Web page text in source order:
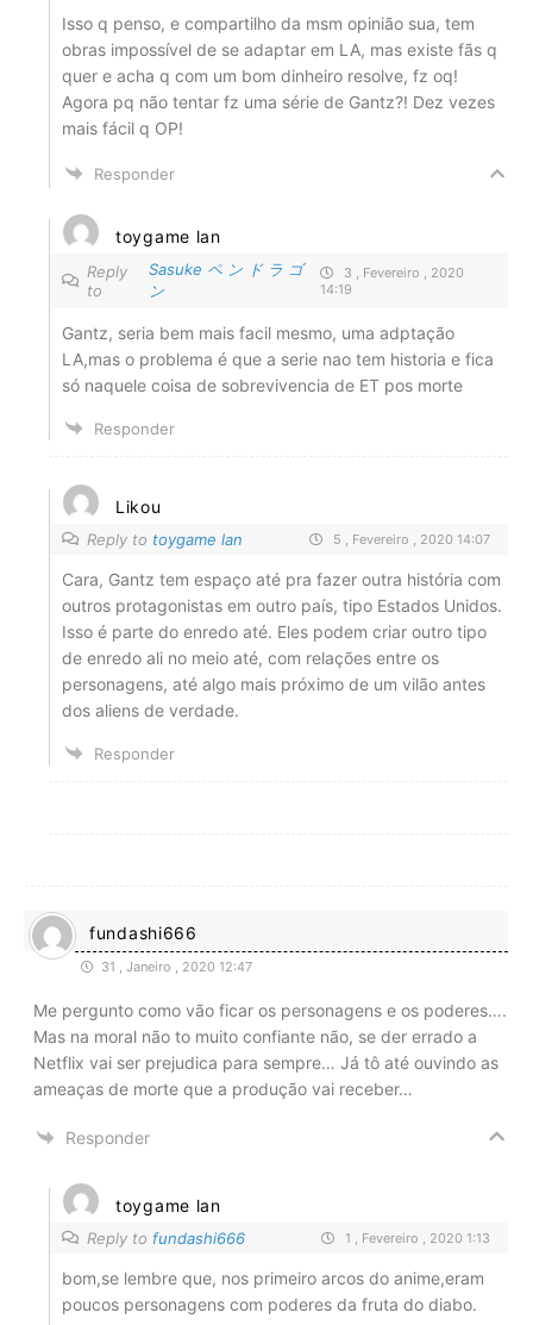
Isso q penso, e compartilho da msm opinião sua, tem
obras impossível de se adaptar em LA, mas existe fãs q
quer e acha q com um bom dinheiro resolve, fz oq!
Agora pq não tentar fz uma série de Gantz?! Dez vezes
mais fácil q OP!
Responder
toygame lan
Reply
to
Sasuke ペ ン ド ラ ゴ
ン
3 , Fevereiro , 2020
14:19
Gantz, seria bem mais facil mesmo, uma adptação
LA,mas o problema é que a serie nao tem historia e fica
só naquele coisa de sobrevivencia de ET pos morte
Responder
Likou
Reply to toygame lan 5 , Fevereiro , 2020 14:07
Cara, Gantz tem espaço até pra fazer outra história com
outros protagonistas em outro país, tipo Estados Unidos.
Isso é parte do enredo até. Eles podem criar outro tipo
de enredo ali no meio até, com relações entre os
personagens, até algo mais próximo de um vilão antes
dos aliens de verdade.
Responder
fundashi666
31 , Janeiro , 2020 12:47
Me pergunto como vão ficar os personagens e os poderes….
Mas na moral não to muito confiante não, se der errado a
Netflix vai ser prejudica para sempre… Já tô até ouvindo as
ameaças de morte que a produção vai receber…
Responder
toygame lan
Reply to fundashi666 1 , Fevereiro , 2020 1:13
bom,se lembre que, nos primeiro arcos do anime,eram
poucos personagens com poderes da fruta do diabo.